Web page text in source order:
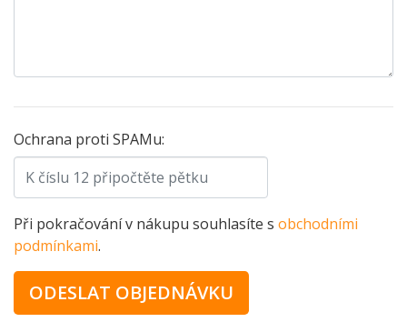
Ochrana proti SPAMu:
Při pokračování v nákupu souhlasíte s obchodními
podmínkami.